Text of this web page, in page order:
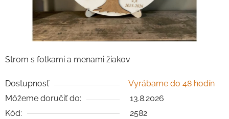
Strom s fotkami a menami žiakov
Dostupnosť
Vyrábame do 48 hodín
Môžeme doručiť do:
13.8.2026
Kód:
2582